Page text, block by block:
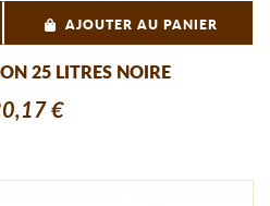
AJOUTER AU PANIER
25 LITRES NOIRE
€